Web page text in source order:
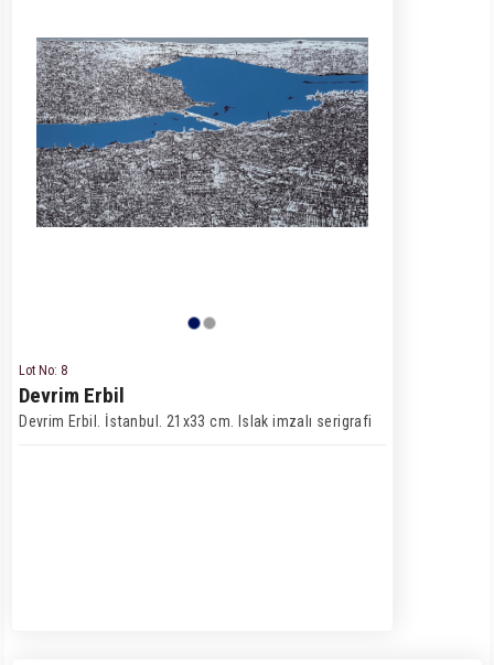
Lot No: 8
Devrim Erbil
Devrim Erbil. İstanbul. 21x33 cm. Islak imzalı serigrafi